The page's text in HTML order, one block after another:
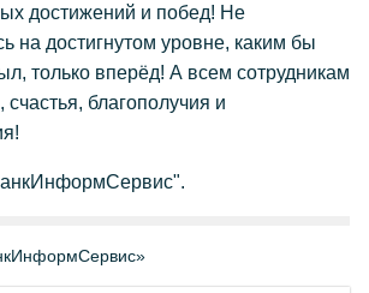
достижений и побед! Не
на достигнутом уровне, каким бы
только вперёд! А всем сотрудникам
счастья, благополучия и